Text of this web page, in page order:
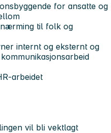
for ansatte og
til folk og
internt og eksternt og
arbeidet
vil bli vektlagt